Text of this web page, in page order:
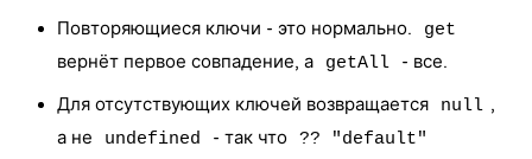
Повторяющиеся ключи - это нормально.
get
вернёт первое совпадение, а getAll
- все.
Для отсутствующих ключей возвращается
null ,
а не
undefined - так что ?? "default"